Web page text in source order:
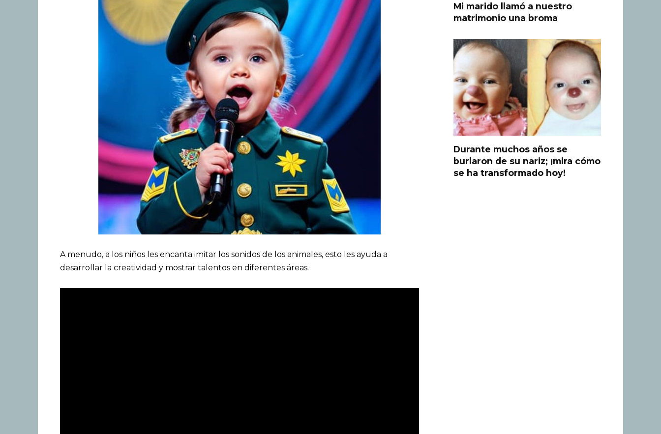
A menudo, a los niños les encanta imitar los sonidos de los animales, esto les ayuda a
desarrollar la creatividad y mostrar talentos en diferentes áreas.
Mi marido llamó a nuestro
matrimonio una broma
Durante muchos años se
burlaron de su nariz; ¡mira cómo
se ha transformado hoy!